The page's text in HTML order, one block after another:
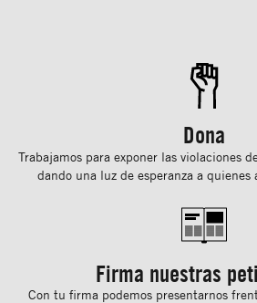
Dona
Trabajamos para exponer las violaciones
dando una luz de esperanza a
Firma nuestras
Con tu ﬁrma podemos presentarnos